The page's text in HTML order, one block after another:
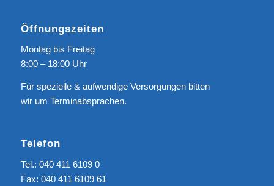
Öffnungszeiten
Montag bis Freitag
8:00 – 18:00 Uhr
Für spezielle & aufwendige Versorgungen bitten
wir um Terminabsprachen.
Telefon
Tel.: 040 411 6109 0
Fax: 040 411 6109 61